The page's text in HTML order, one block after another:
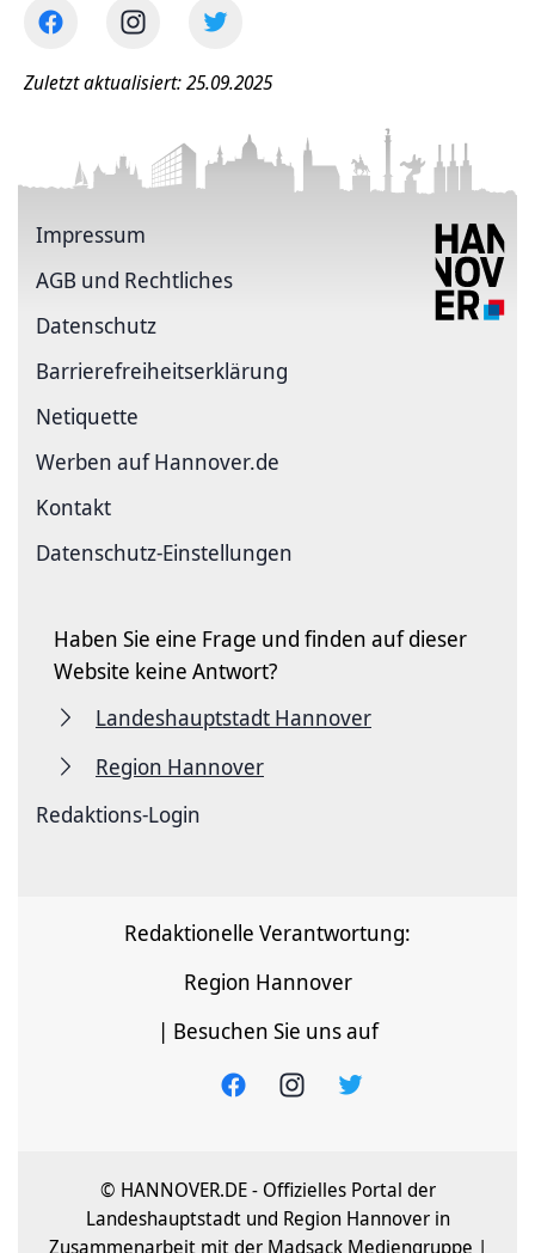
Zuletzt aktualisiert: 25.09.2025
Impressum
AGB und Rechtliches
Datenschutz
Barriere­freiheits­erklärung
Netiquette
Werben auf Hannover.de
Kontakt
Datenschutz-Einstellungen
Haben Sie eine Frage und finden auf dieser
Website keine Antwort?
Landeshauptstadt Hannover
Region Hannover
Redaktions-Login
Redaktionelle Verantwortung:
Region Hannover
| Besuchen Sie uns auf
© HANNOVER.DE - Offizielles Portal der
Landeshauptstadt und Region Hannover in
Zusammenarbeit mit der Madsack Mediengruppe |